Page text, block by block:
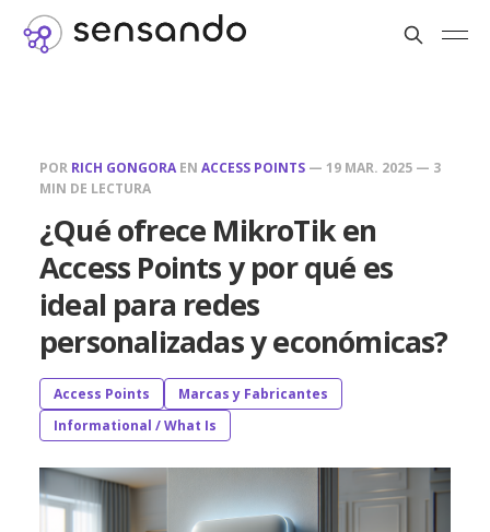
POR RICH GONGORA EN ACCESS POINTS — 19 MAR. 2025 — 3
MIN DE LECTURA
¿Qué ofrece MikroTik en
Access Points y por qué es
ideal para redes
personalizadas y económicas?
Access Points
Marcas y Fabricantes
Informational / What Is